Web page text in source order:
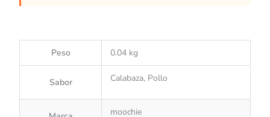
Peso 0.04 kg
Sabor Calabaza, Pollo
moochie